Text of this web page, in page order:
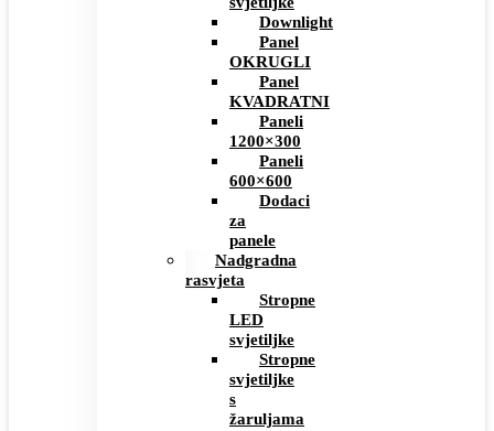
Downlight
Panel
OKRUGLI
Panel
KVADRATNI
Paneli
1200×300
Paneli
600×600
Dodaci
za
panele
Nadgradna
rasvjeta
Stropne
LED
svjetiljke
Stropne
svjetiljke
s
žaruljama